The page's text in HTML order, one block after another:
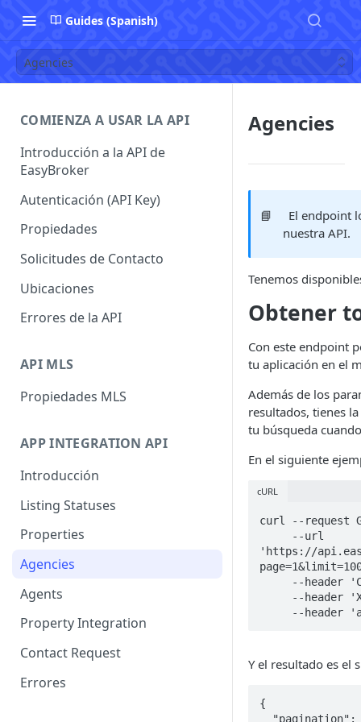
Guides (Spanish)
Agencies
COMIENZA A USAR LA API
Introducción a la API de
EasyBroker
Autenticación (API Key)
Propiedades
Solicitudes de Contacto
Ubicaciones
Errores de la API
API MLS
Propiedades MLS
APP INTEGRATION API
Introducción
Listing Statuses
Properties
Agencies
Agents
Property Integration
Contact Request
Errores
Agencies
📘
El endpoint
nuestra API.
Tenemos
Obtener
Con este endpoint
tu aplicación en el
Además de los
resultados, tienes
tu búsqueda
En el siguiente
cURL
curl --request
'https://
--
Y el resultado es el
{